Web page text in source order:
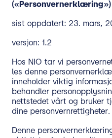
(«Personvernerklæring»)
sist oppdatert: 23. mars,
versjon: 1.2
Hos NIO tar vi
les denne
inneholder viktig
behandler
nettstedet vårt og bruker
dine personvernrettigheter.
Denne